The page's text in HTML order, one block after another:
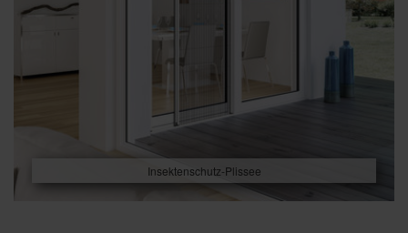
Insektenschutz-Plissee